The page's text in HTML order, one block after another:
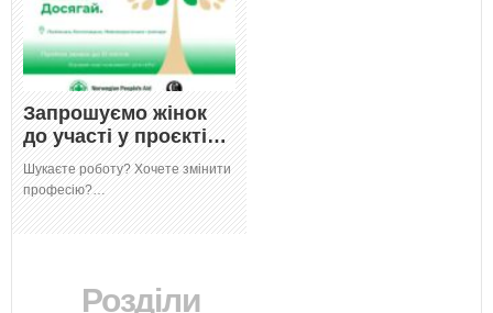
Запрошуємо жінок
до участі у проєкті…
Шукаєте роботу? Хочете змінити
професію?…
Розділи